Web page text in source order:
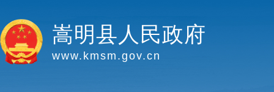
嵩明县人民政府
www.kmsm.gov.cn